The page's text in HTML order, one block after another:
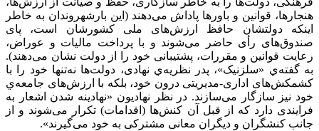
هنجارها، قوانین و باورها پاداش می‌دهند (این بارشهروندان به خاطر
اینکه دولتشان حافظ ارزش‌های ملی کشورشان است، پای
صندوق‌های رأی حاضر می‌شوند و با پرداخت مالیات و عوراض،
رعایت قوانین و مقررات، پشتیبانی خود را از دولت نشان می‌دهند).
به گفته‌ي «سلزنیک»، پدر نظریه‌ي نهادی، دولت‌ها نه‌تنها خود را با
کشمکش‌های اداری-مدیریتی درون خود، بلکه با ارزش‌های جامعه‌ي
خود نیز سازگار می‌سازند. در نظر نهادیون «نهادینه شدن اشعار به
فرايندی دارد که از قبل آن کنش‌ها (اقدامات) تکرار می‌شوند و از
جانب کنشگران و دیگران معانی مشترکی به خود می‌گیرند».